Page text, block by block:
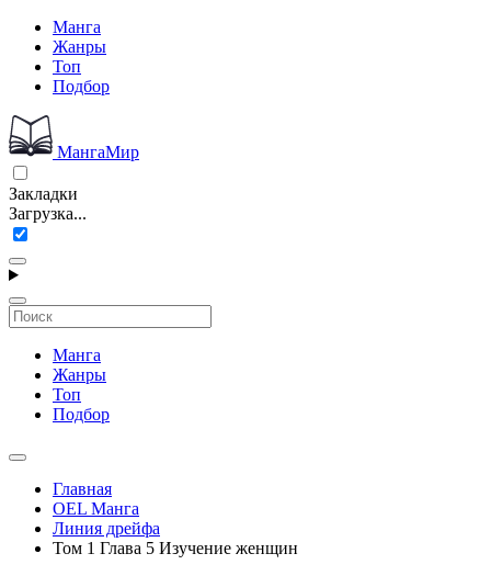
Манга
Жанры
Топ
Подбор
МангаМир
Закладки
Загрузка...
Манга
Жанры
Топ
Подбор
Главная
OEL Манга
Линия дрейфа
Том 1 Глава 5 Изучение женщин